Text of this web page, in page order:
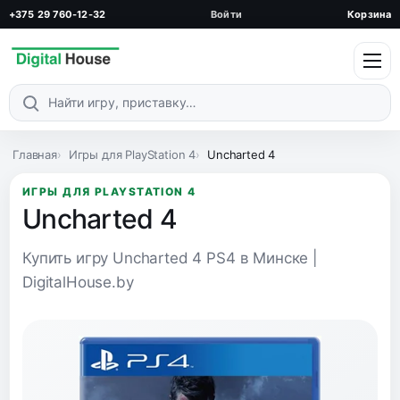
+375 29 760-12-32 Войти Корзина
Поиск по каталогу
Главная Игры для PlayStation 4 Uncharted 4
ИГРЫ ДЛЯ PLAYSTATION 4
Uncharted 4
Купить игру Uncharted 4 PS4 в Минске |
DigitalHouse.by